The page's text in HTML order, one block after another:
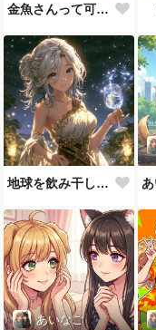
金魚さんって可愛い💕
地球を飲み干してみる？
あいなご